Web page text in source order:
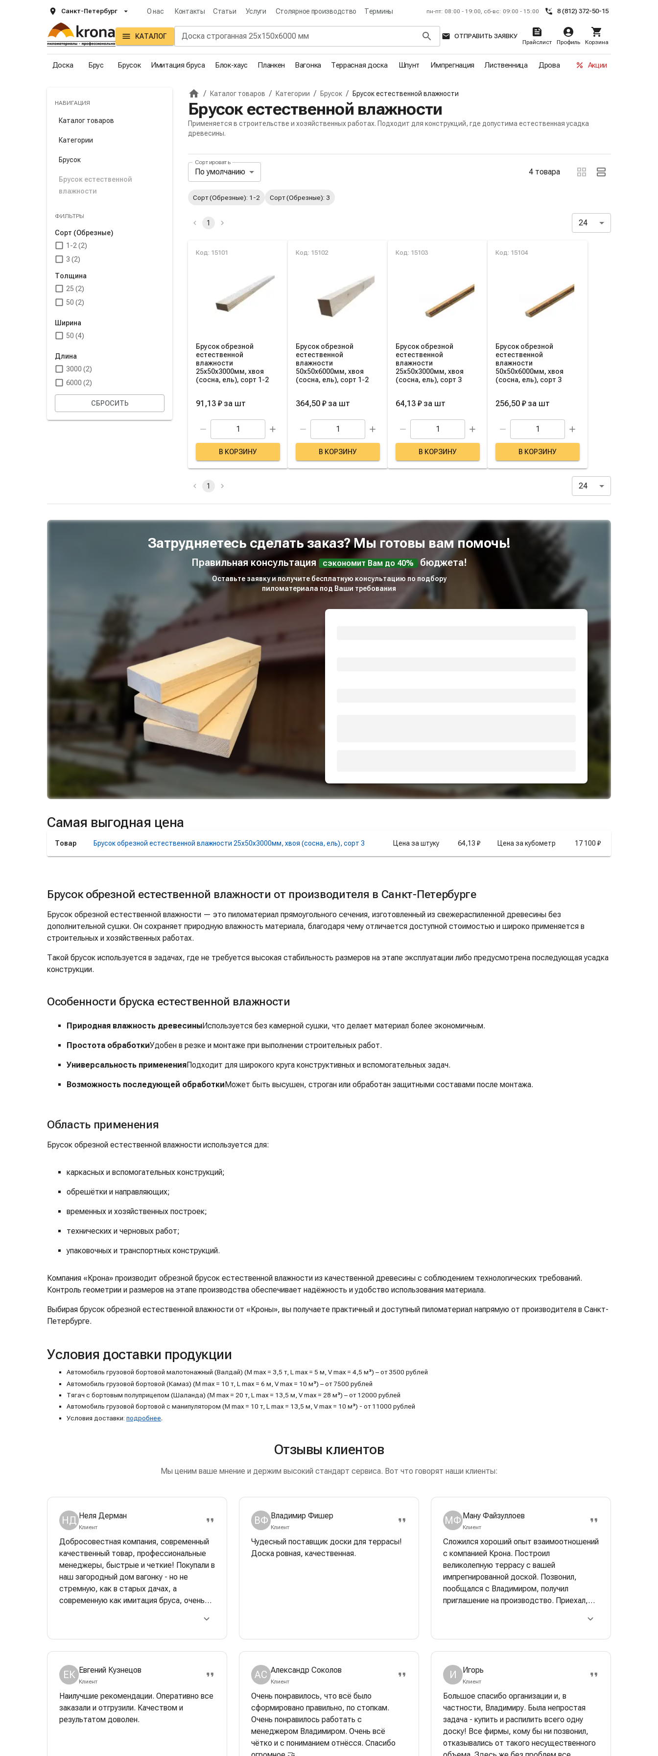
Санкт-Петербург О нас Контакты Статьи Услуги Столярное производство Термины пн-пт: 08:00 - 19:00, сб-вс: 09:00 - 15:00 8 (812) 372-50-15
КАТАЛОГ ОТПРАВИТЬ ЗАЯВКУ
Прайслист Профиль Корзина
Доска Брус Брусок Имитация бруса Блок-хаус Планкен Вагонка Террасная доска Шпунт Импрегнация Лиственница Дрова Акции
НАВИГАЦИЯ
Каталог товаров
Категории
Брусок
Брусок естественной
влажности
ФИЛЬТРЫ
Сорт (Обрезные)
1-2 (2)
3 (2)
Толщина
25 (2)
50 (2)
Ширина
50 (4)
Длина
3000 (2)
6000 (2)
СБРОСИТЬ
Главная
/ Каталог товаров / Категории / Брусок / Брусок естественной влажности
Брусок естественной влажности
Применяется в строительстве и хозяйственных работах. Подходит для конструкций, где допустима естественная усадка
древесины.
Панель сортировки и отображения товаров
Сортировать
По умолчанию 4 товара
Активные и избранные фильтры
Сорт (Обрезные): 1-2 Сорт (Обрезные): 3
1 24
Список товаров категории
Код: 15101
Брусок обрезной
естественной
влажности
25х50х3000мм, хвоя
(сосна, ель), сорт 1-2
91,13 ₽ за шт
В КОРЗИНУ
Код: 15102
Брусок обрезной
естественной
влажности
50х50х6000мм, хвоя
(сосна, ель), сорт 1-2
364,50 ₽ за шт
В КОРЗИНУ
Код: 15103
Брусок обрезной
естественной
влажности
25х50х3000мм, хвоя
(сосна, ель), сорт 3
64,13 ₽ за шт
В КОРЗИНУ
Код: 15104
Брусок обрезной
естественной
влажности
50х50х6000мм, хвоя
(сосна, ель), сорт 3
256,50 ₽ за шт
В КОРЗИНУ
1 24
Затрудняетесь сделать заказ? Мы готовы вам помочь!
Правильная консультация сэкономит Вам до 40% бюджета!
Оставьте заявку и получите бесплатную консультацию по подбору
пиломатериала под Ваши требования
Самая выгодная цена
Товар Брусок обрезной естественной влажности 25х50х3000мм, хвоя (сосна, ель), сорт 3 Цена за штуку 64,13 ₽ Цена за кубометр 17 100 ₽
Брусок обрезной естественной влажности от производителя в Санкт-Петербурге
Брусок обрезной естественной влажности — это пиломатериал прямоугольного сечения, изготовленный из свежераспиленной древесины без
дополнительной сушки. Он сохраняет природную влажность материала, благодаря чему отличается доступной стоимостью и широко применяется в
строительных и хозяйственных работах.
Такой брусок используется в задачах, где не требуется высокая стабильность размеров на этапе эксплуатации либо предусмотрена последующая усадка
конструкции.
Особенности бруска естественной влажности
Природная влажность древесиныИспользуется без камерной сушки, что делает материал более экономичным.
Простота обработкиУдобен в резке и монтаже при выполнении строительных работ.
Универсальность примененияПодходит для широкого круга конструктивных и вспомогательных задач.
Возможность последующей обработкиМожет быть высушен, строган или обработан защитными составами после монтажа.
Область применения
Брусок обрезной естественной влажности используется для:
каркасных и вспомогательных конструкций;
обрешётки и направляющих;
временных и хозяйственных построек;
технических и черновых работ;
упаковочных и транспортных конструкций.
Компания «Крона» производит обрезной брусок естественной влажности из качественной древесины с соблюдением технологических требований.
Контроль геометрии и размеров на этапе производства обеспечивает надёжность и удобство использования материала.
Выбирая брусок обрезной естественной влажности от «Кроны», вы получаете практичный и доступный пиломатериал напрямую от производителя в Санкт-
Петербурге.
Условия доставки продукции
Автомобиль грузовой бортовой малотонажный (Валдай) (M max = 3,5 т, L max = 5 м, V max = 4,5 м³) – от 3500 рублей
Автомобиль грузовой бортовой (Камаз) (M max = 10 т, L max = 6 м, V max = 10 м³) – от 7500 рублей
Тягач с бортовым полуприцепом (Шаланда) (M max = 20 т, L max = 13,5 м, V max = 28 м³) – от 12000 рублей
Автомобиль грузовой бортовой с манипулятором (M max = 10 т, L max = 13,5 м, V max = 10 м³) - от 11000 рублей
Условия доставки: подробнее.
Отзывы клиентов
Мы ценим ваше мнение и держим высокий стандарт сервиса. Вот что говорят наши клиенты:
НД Неля Дерман
Клиент
Добросовестная компания, современный
качественный товар, профессиональные
менеджеры, быстрые и четкие! Покупали в
наш загородный дом вагонку - но не
стремную, как в старых дачах, а
современную как имитация бруса, очень
при этом правильно побеспокоился о
разных нюансах, которые очень хорошо
повлияли на результат, а также помог в
сложной ситуации с доставкой, лично ему
очень благодарна!! Успехов и процветания!
ВФ Владимир Фишер
Клиент
Чудесный поставщик доски для террасы!
Доска ровная, качественная.
МФ Ману Файзуллоев
Клиент
Сложился хороший опыт взаимоотношений
с компанией Крона. Построил
великолепную террасу с вашей
импрегнированной доской. Позвонил,
пообщался с Владимиром, получил
приглашение на производство. Приехал,
приятно пообщался, получил технические
ЕК Евгений Кузнецов
Клиент
Наилучшие рекомендации. Оперативно все
заказали и отгрузили. Качеством и
результатом доволен.
АС Александр Соколов
Клиент
Очень понравилось, что всё было
сформировано правильно, по стопкам.
Очень понравилось работать с
менеджером Владимиром. Очень всё
чётко и с пониманием отнёсся. Спасибо
И Игорь
Клиент
Большое спасибо организации и, в
частности, Владимиру. Была непростая
задача - купить и распилить всего одну
доску! Все фирмы, кому бы ни позвонил,
отказывались от такого несущественного